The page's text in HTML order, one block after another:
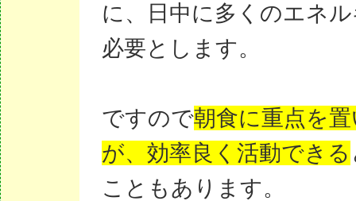
に、日中に多くのエネ
必要とします。
ですので朝食に重点を
が、効率良く活動できる
こともあります。